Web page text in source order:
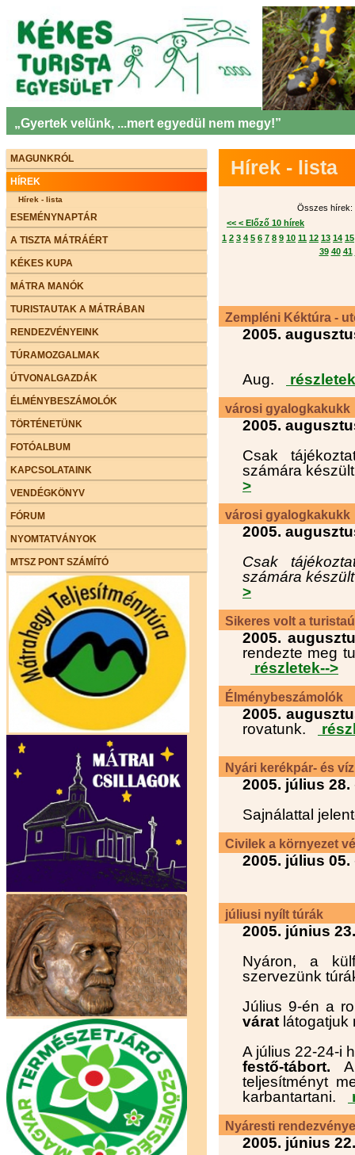
„Gyertek velünk, ...mert egyedül nem megy!”
MAGUNKRÓL
HÍREK
Hírek - lista
ESEMÉNYNAPTÁR
A TISZTA MÁTRÁÉRT
KÉKES KUPA
MÁTRA MANÓK
TURISTAUTAK A MÁTRÁBAN
RENDEZVÉNYEINK
TÚRAMOZGALMAK
ÚTVONALGAZDÁK
ÉLMÉNYBESZÁMOLÓK
TÖRTÉNETÜNK
FOTÓALBUM
KAPCSOLATAINK
VENDÉGKÖNYV
FÓRUM
NYOMTATVÁNYOK
MTSZ PONT SZÁMÍTÓ
Hírek - lista
Összes hírek:
<< < Előző 10 hírek
1 2 3 4 5 6 7 8 9 10 11 12 13 14 15
39 40 41
Zempléni Kéktúra -
2005.
Aug.
városi gyalogkakukk
2005.
Csak
számára
>
városi gyalogkakukk
2005.
Csak
számára
>
Sikeres volt a
2005.
rendezte meg
részletek-->
Élménybeszámolók
2005.
rovatunk.
Nyári kerékpár- és
2005. július 28.
Sajnálattal
Civilek a környezet
2005. július 05.
júliusi nyílt túrák
2005. június 23.
Nyáron, a
szervezünk
Július 9-én a
várat látogatjuk
A július 22-24-i
festő-tábort. A
teljesítményt
karbantartani.
Nyáresti
2005. június 22.